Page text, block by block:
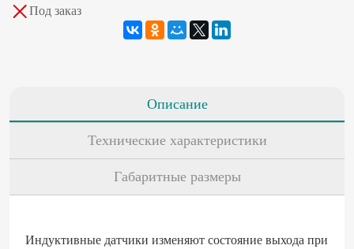
Под заказ
Описание
Технические характеристики
Габаритные размеры
Индуктивные датчики изменяют состояние выхода при